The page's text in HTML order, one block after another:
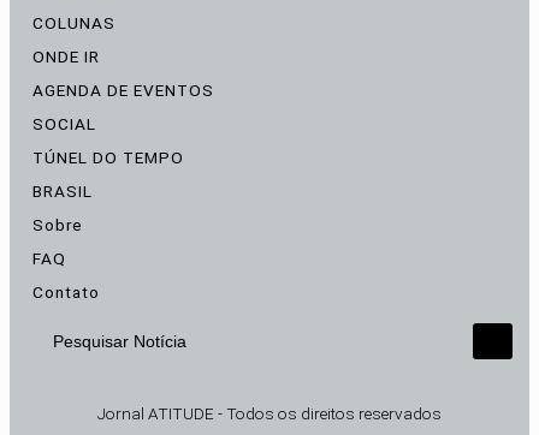
COLUNAS
ONDE IR
AGENDA DE EVENTOS
SOCIAL
TÚNEL DO TEMPO
BRASIL
Sobre
FAQ
Contato
Pesquisar Notícia
Jornal ATITUDE - Todos os direitos reservados